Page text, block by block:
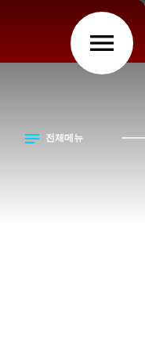
notes 전체메뉴
menu